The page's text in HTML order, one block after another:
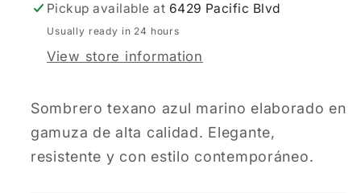
Sombrero
Western
Moderno
Sombrero
Western
Moderno
Pickup available at 6429 Pacific Blvd
Usually ready in 24 hours
View store information
Sombrero texano azul marino elaborado en
gamuza de alta calidad. Elegante,
resistente y con estilo contemporáneo.